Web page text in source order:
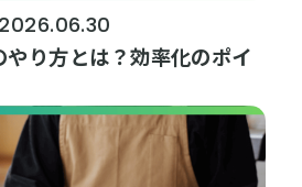
2026.06.30
り方とは？効率化のポイ